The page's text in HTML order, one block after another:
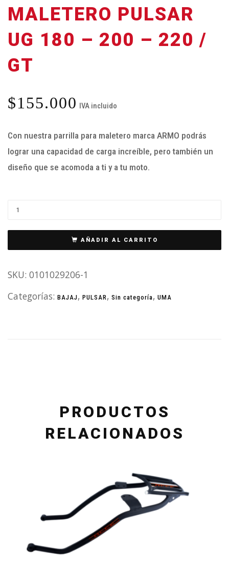
MALETERO PULSAR
UG 180 – 200 – 220 /
GT
$155.000 IVA incluido
Con nuestra parrilla para maletero marca ARMO podrás
lograr una capacidad de carga increíble, pero también un
diseño que se acomoda a ti y a tu moto.
AÑADIR AL CARRITO
SKU: 0101029206-1
Categorías: BAJAJ, PULSAR, Sin categoría, UMA
PRODUCTOS
RELACIONADOS